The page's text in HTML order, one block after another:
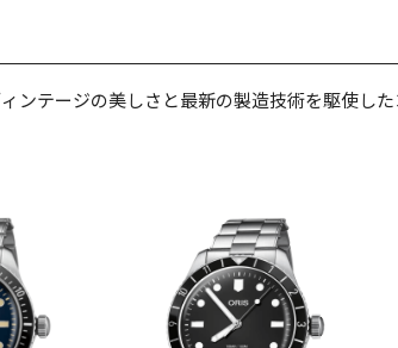
テージの美しさと最新の製造技術を駆使した